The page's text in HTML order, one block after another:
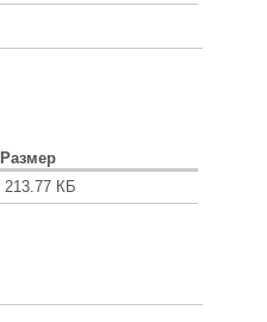
Размер
213.77 КБ